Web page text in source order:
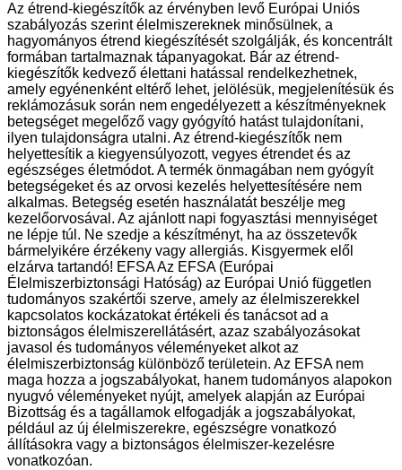
Az étrend-kiegészítők az érvényben levő Európai Uniós
szabályozás szerint élelmiszereknek minősülnek, a
hagyományos étrend kiegészítését szolgálják, és koncentrált
formában tartalmaznak tápanyagokat. Bár az étrend-
kiegészítők kedvező élettani hatással rendelkezhetnek,
amely egyénenként eltérő lehet, jelölésük, megjelenítésük és
reklámozásuk során nem engedélyezett a készítményeknek
betegséget megelőző vagy gyógyító hatást tulajdonítani,
ilyen tulajdonságra utalni. Az étrend-kiegészítők nem
helyettesítik a kiegyensúlyozott, vegyes étrendet és az
egészséges életmódot. A termék önmagában nem gyógyít
betegségeket és az orvosi kezelés helyettesítésére nem
alkalmas. Betegség esetén használatát beszélje meg
kezelőorvosával. Az ajánlott napi fogyasztási mennyiséget
ne lépje túl. Ne szedje a készítményt, ha az összetevők
bármelyikére érzékeny vagy allergiás. Kisgyermek elől
elzárva tartandó! EFSA Az EFSA (Európai
Élelmiszerbiztonsági Hatóság) az Európai Unió független
tudományos szakértői szerve, amely az élelmiszerekkel
kapcsolatos kockázatokat értékeli és tanácsot ad a
biztonságos élelmiszerellátásért, azaz szabályozásokat
javasol és tudományos véleményeket alkot az
élelmiszerbiztonság különböző területein. Az EFSA nem
maga hozza a jogszabályokat, hanem tudományos alapokon
nyugvó véleményeket nyújt, amelyek alapján az Európai
Bizottság és a tagállamok elfogadják a jogszabályokat,
például az új élelmiszerekre, egészségre vonatkozó
állításokra vagy a biztonságos élelmiszer-kezelésre
vonatkozóan.